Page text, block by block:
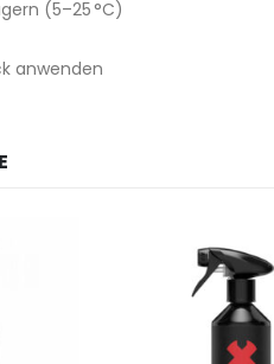
(5–25 °C)
anwenden